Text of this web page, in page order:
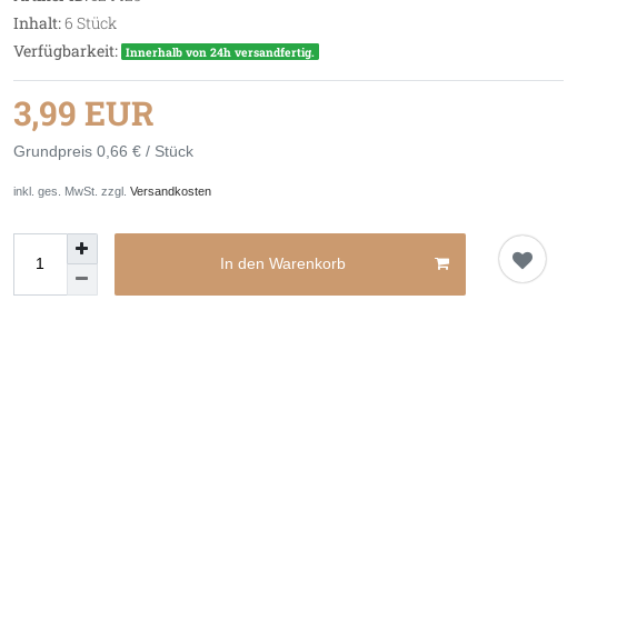
Inhalt:6 Stück
Verfügbarkeit: Innerhalb von 24h versandfertig.
3,99 EUR
Grundpreis 0,66 € / Stück
inkl. ges. MwSt. zzgl. Versandkosten
In den Warenkorb